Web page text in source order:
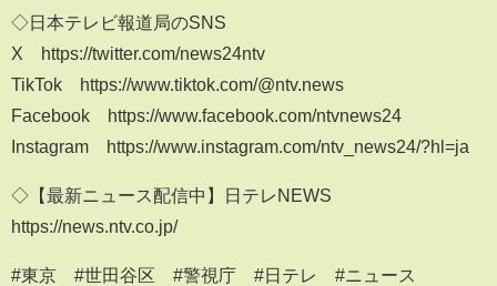
◇日本テレビ報道局のSNS
X https://twitter.com/news24ntv
TikTok https://www.tiktok.com/@ntv.news
Facebook https://www.facebook.com/ntvnews24
Instagram https://www.instagram.com/ntv_news24/?hl=ja
◇【最新ニュース配信中】日テレNEWS
https://news.ntv.co.jp/
#東京 #世田谷区 #警視庁 #日テレ #ニュース